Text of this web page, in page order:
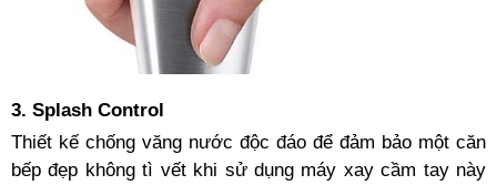
3. Splash Control
Thiết kế chống văng nước độc đáo để đảm bảo một căn
bếp đẹp không tì vết khi sử dụng máy xay cầm tay này